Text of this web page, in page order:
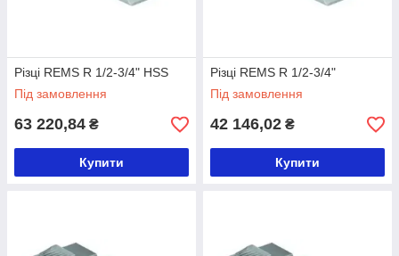
Різці REMS R 1/2-3/4" HSS
Під замовлення
63 220,84 ₴
Купити
Різці REMS R 1/2-3/4"
Під замовлення
42 146,02 ₴
Купити